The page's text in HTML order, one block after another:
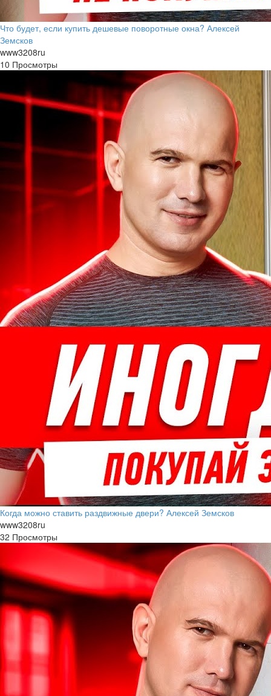
Что будет, если купить дешевые поворотные окна? Алексей
Земсков
www3208ru
10 Просмотры
Когда можно ставить раздвижные двери? Алексей Земсков
www3208ru
32 Просмотры